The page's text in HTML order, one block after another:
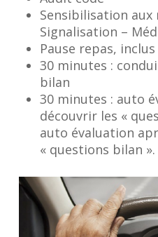
Sensibilisation
Signalisation –
Pause repas,
30 minutes :
bilan
30 minutes : auto
découvrir les «
auto évaluation
« questions bilan ».